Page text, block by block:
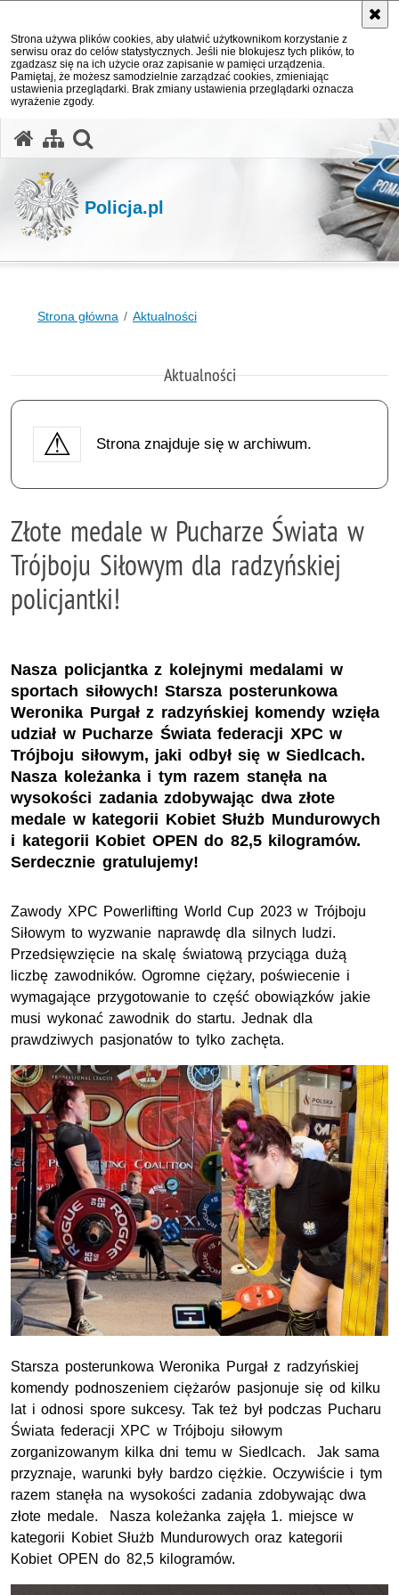
Strona używa plików cookies, aby ułatwić użytkownikom korzystanie z
serwisu oraz do celów statystycznych. Jeśli nie blokujesz tych plików, to
zgadzasz się na ich użycie oraz zapisanie w pamięci urządzenia.
Pamiętaj, że możesz samodzielnie zarządzać cookies, zmieniając
ustawienia przeglądarki. Brak zmiany ustawienia przeglądarki oznacza
wyrażenie zgody.
Policja.pl
Strona główna Aktualności
Aktualności
Strona znajduje się w archiwum.
Złote medale w Pucharze Świata w
Trójboju Siłowym dla radzyńskiej
policjantki!
Nasza policjantka z kolejnymi medalami w
sportach siłowych! Starsza posterunkowa
Weronika Purgał z radzyńskiej komendy wzięła
udział w Pucharze Świata federacji XPC w
Trójboju siłowym, jaki odbył się w Siedlcach.
Nasza koleżanka i tym razem stanęła na
wysokości zadania zdobywając dwa złote
medale w kategorii Kobiet Służb Mundurowych
i kategorii Kobiet OPEN do 82,5 kilogramów.
Serdecznie gratulujemy!
Zawody XPC Powerlifting World Cup 2023 w Trójboju
Siłowym to wyzwanie naprawdę dla silnych ludzi.
Przedsięwzięcie na skalę światową przyciąga dużą
liczbę zawodników. Ogromne ciężary, poświecenie i
wymagające przygotowanie to część obowiązków jakie
musi wykonać zawodnik do startu. Jednak dla
prawdziwych pasjonatów to tylko zachęta.
Starsza posterunkowa Weronika Purgał z radzyńskiej
komendy podnoszeniem ciężarów pasjonuje się od kilku
lat i odnosi spore sukcesy. Tak też był podczas Pucharu
Świata federacji XPC w Trójboju siłowym
zorganizowanym kilka dni temu w Siedlcach. Jak sama
przyznaje, warunki były bardzo ciężkie. Oczywiście i tym
razem stanęła na wysokości zadania zdobywając dwa
złote medale. Nasza koleżanka zajęła 1. miejsce w
kategorii Kobiet Służb Mundurowych oraz kategorii
Kobiet OPEN do 82,5 kilogramów.